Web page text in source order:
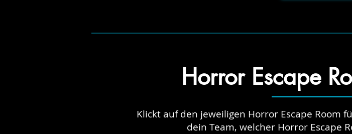
Horror Escape
Klickt auf den jeweiligen Horror Escape Room
dein Team, welcher Horror Escape